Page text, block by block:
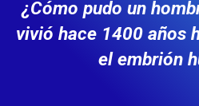
¿Cómo pudo un
vivió hace 1400 años
el embrión